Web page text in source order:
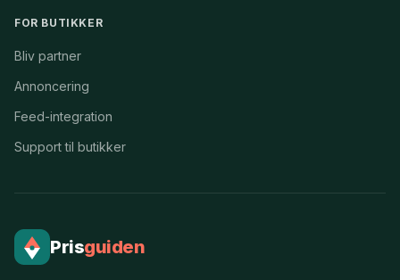
FOR BUTIKKER
Bliv partner
Annoncering
Feed-integration
Support til butikker
Prisguiden